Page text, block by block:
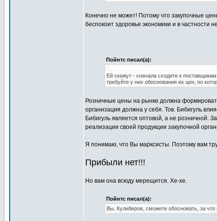
Конечно не может! Потому что закупочные
беспокоит здоровье экономики и в частности
Пойнтс писал(а):
Ей скажут - сначала сходите к
требуйте у них обоснования их цен, по
Розничные цены на рынке должна
организация должна у себя. Тов. Бибигуль
Бибигуль является оптовой, а не розничной.
реализации своей продукции закупочной
Я понимаю, что Вы марксисты. Поэтому вам
Прибыли нет!!!
Но вам она всюду мерещится. Хе-хе.
Пойнтс писал(а):
Вы, Кулиберов, сможете обосновать, за